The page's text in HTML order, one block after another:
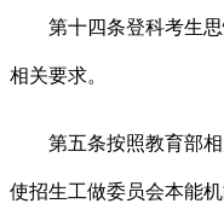
第十四条登科考生思
相关要求。
第五条按照教育部相
使招生工做委员会本能